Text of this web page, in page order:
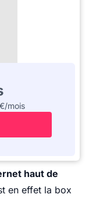
mois
haut de
en effet la box